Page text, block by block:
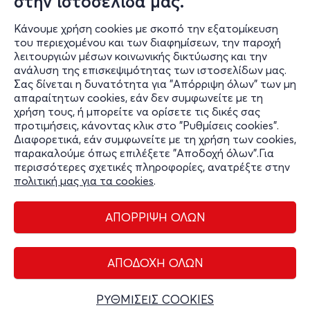
Κάνουμε χρήση cookies με σκοπό την εξατομίκευση
του περιεχομένου και των διαφημίσεων, την παροχή
λειτουργιών μέσων κοινωνικής δικτύωσης και την
ανάλυση της επισκεψιμότητας των ιστοσελίδων μας.
Σας δίνεται η δυνατότητα για "Απόρριψη όλων" των μη
απαραίτητων cookies, εάν δεν συμφωνείτε με τη
χρήση τους, ή μπορείτε να ορίσετε τις δικές σας
προτιμήσεις, κάνοντας κλικ στο "Ρυθμίσεις cookies".
Διαφορετικά, εάν συμφωνείτε με τη χρήση των cookies,
παρακαλούμε όπως επιλέξετε "Αποδοχή όλων".Για
περισσότερες σχετικές πληροφορίες, ανατρέξτε στην
πολιτική μας για τα cookies.
ΑΠΟΡΡΙΨΗ ΟΛΩΝ
ΑΠΟΔΟΧΗ ΟΛΩΝ
ΡΥΘΜΙΣΕΙΣ COOKIES
ΩΓΥΓΟΥ 16 & ΛΕΠΕΝΙΩΤΟΥ, 10654 ΑΘΗΝΑ
Death Disco - Μοναστηράκι, Αττική
20€
Εισιτήρια
Διαχείριση cookies
Όροι Χρήσης
Copyright © 2026 - Olympiacos.org